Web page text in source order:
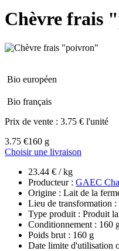
Chèvre frais
Bio européen
Bio français
Prix de vente : 3.75 € l'unité
3.75 €160 g
Choisir une livraison
23.44 € / kg
Producteur : GAEC
Origine : Lait de la
Lieu de transformation
Type produit : Produit
Conditionnement : 160
Poids brut : 160 g
Date limite d'utilisation